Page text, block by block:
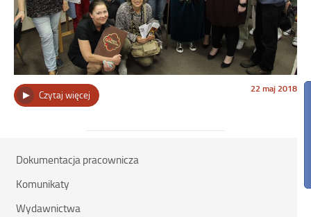
Czytaj więcej „Noc
Muzeów
Opublikowano
22 maj 2018
Dokumentacja pracownicza
Komunikaty
Wydawnictwa